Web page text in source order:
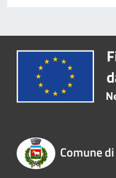
Comune